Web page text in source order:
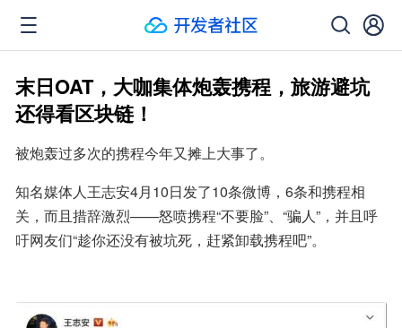
末日OAT，大咖集体炮轰携程，旅游避坑
还得看区块链！
被炮轰过多次的携程今年又摊上大事了。
知名媒体人王志安4月10日发了10条微博，6条和携程相
关，而且措辞激烈——怒喷携程“不要脸”、“骗人”，并且呼
吁网友们“趁你还没有被坑死，赶紧卸载携程吧”。